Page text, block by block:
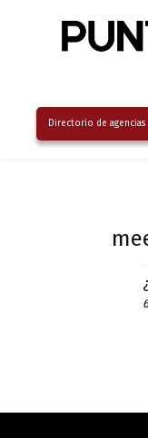
Directorio de